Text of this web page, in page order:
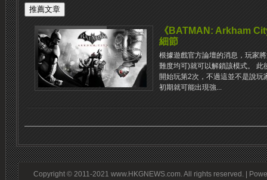
《BATMAN: Arkham
細節
根據遊戲官方論壇的消息，玩家
難度均可)就可以解鎖該模式。
開始玩第2次，不過這並不是說
初期就可能出現強...
Copyright © 2011-2021 www.HKGNEWS.com. All rights reserved. |